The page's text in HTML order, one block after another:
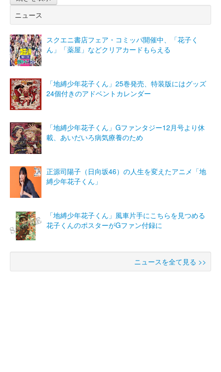
ニュース
スクエニ書店フェア・コミッパ開催中、「花子く
ん」「薬屋」などクリアカードもらえる
「地縛少年花子くん」25巻発売、特装版にはグッズ
24個付きのアドベントカレンダー
「地縛少年花子くん」Gファンタジー12月号より休
載、あいだいろ病気療養のため
正源司陽子（日向坂46）の人生を変えたアニメ「地
縛少年花子くん」
「地縛少年花子くん」風車片手にこちらを見つめる
花子くんのポスターがGファン付録に
ニュースを全て見る >>